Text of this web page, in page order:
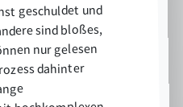
geschuldet und
sind bloßes,
nur gelesen
dahinter